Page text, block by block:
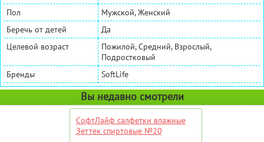
Пол
Мужской, Женский
Беречь от детей
Да
Целевой возраст
Пожилой, Средний, Взрослый,
Подростковый
Бренды
SoftLife
Вы недавно смотрели
СофтЛайф салфетки влажные
Зеттек спиртовые №20